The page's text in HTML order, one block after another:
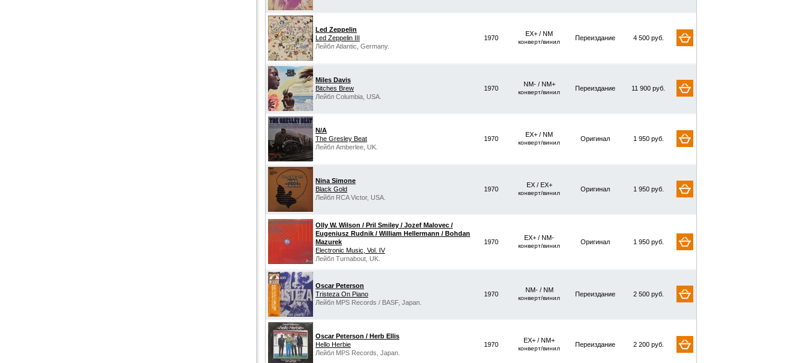
Led Zeppelin
Led Zeppelin III
Лейбл Atlantic, Germany.
1970
EX+ / NM
конверт/винил
Переиздание 4 500 руб.
Miles Davis
Bitches Brew
Лейбл Columbia, USA.
1970
NM- / NM+
конверт/винил
Переиздание 11 900 руб.
N/A
The Gresley Beat
Лейбл Amberlee, UK.
1970
EX+ / NM
конверт/винил
Оригинал 1 950 руб.
Nina Simone
Black Gold
Лейбл RCA Victor, USA.
1970
EX / EX+
конверт/винил
Оригинал 1 950 руб.
Olly W. Wilson / Pril Smiley / Jozef Malovec /
Eugeniusz Rudnik / William Hellermann / Bohdan
Mazurek
Electronic Music, Vol. IV
Лейбл Turnabout, UK.
1970
EX+ / NM-
конверт/винил
Оригинал 1 950 руб.
Oscar Peterson
Tristeza On Piano
Лейбл MPS Records ‎/ BASF, Japan.
1970
NM- / NM
конверт/винил
Переиздание 2 500 руб.
Oscar Peterson / Herb Ellis
Hello Herbie
Лейбл MPS Records, Japan.
1970
EX+ / NM+
конверт/винил
Переиздание 2 200 руб.